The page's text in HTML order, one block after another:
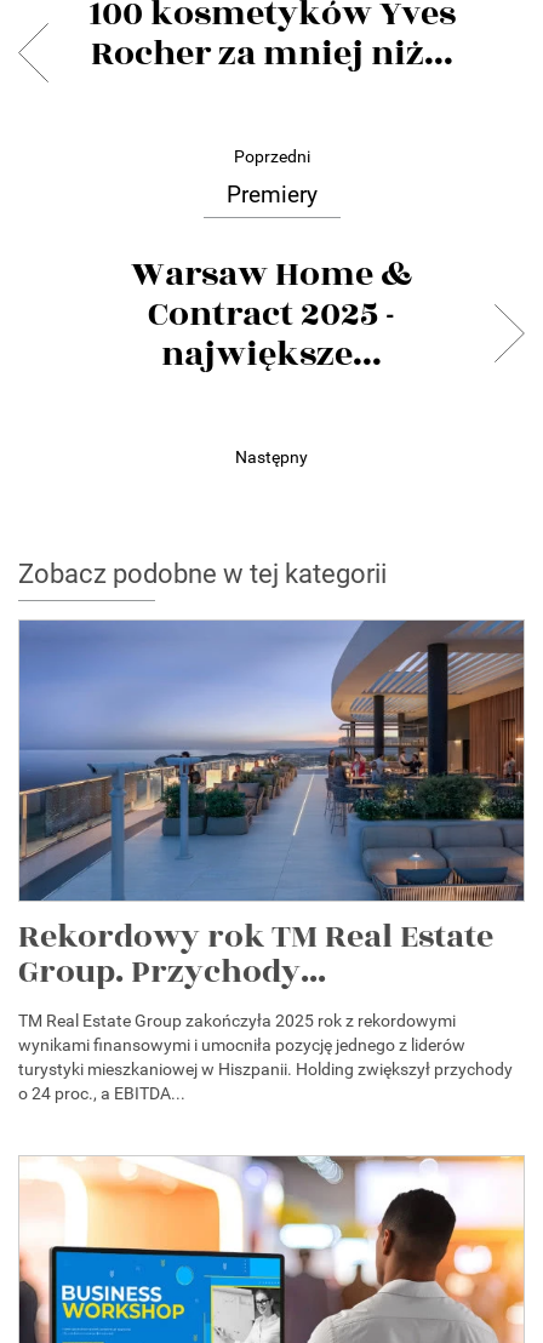
100 kosmetyków Yves
Rocher za mniej niż...
Poprzedni
Premiery
Warsaw Home &
Contract 2025 -
największe...
Następny
Zobacz podobne w tej kategorii
Rekordowy rok TM Real Estate
Group. Przychody...
TM Real Estate Group zakończyła 2025 rok z rekordowymi
wynikami finansowymi i umocniła pozycję jednego z liderów
turystyki mieszkaniowej w Hiszpanii. Holding zwiększył przychody
o 24 proc., a EBITDA...